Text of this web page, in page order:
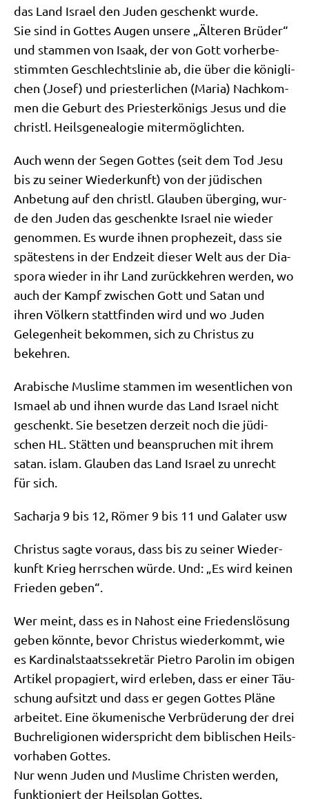
das Land Isra­el den Juden geschenkt wurde.
Sie sind in Got­tes Augen unse­re „Älte­ren Brü­der“
und stam­men von Isaak, der von Gott vor­her­be­
stimm­ten Geschlechts­li­nie ab, die über die könig­li­
chen (Josef) und prie­ster­li­chen (Maria) Nach­kom­
men die Geburt des Prie­ster­kö­nigs Jesus und die
christl. Heils­ge­nea­lo­gie mitermöglichten.
Auch wenn der Segen Got­tes (seit dem Tod Jesu
bis zu sei­ner Wie­der­kunft) von der jüdi­schen
Anbe­tung auf den christl. Glau­ben über­ging, wur­
de den Juden das geschenk­te Isra­el nie wie­der
genom­men. Es wur­de ihnen pro­phe­zeit, dass sie
spä­te­stens in der End­zeit die­ser Welt aus der Dia­
spo­ra wie­der in ihr Land zurück­keh­ren wer­den, wo
auch der Kampf zwi­schen Gott und Satan und
ihren Völ­kern statt­fin­den wird und wo Juden
Gele­gen­heit bekom­men, sich zu Chri­stus zu
bekehren.
Ara­bi­sche Mus­li­me stam­men im wesent­li­chen von
Isma­el ab und ihnen wur­de das Land Isra­el nicht
geschenkt. Sie beset­zen der­zeit noch die jüdi­
schen HL. Stät­ten und bean­spru­chen mit ihrem
satan. islam. Glau­ben das Land Isra­el zu unrecht
für sich.
Sachar­ja 9 bis 12, Römer 9 bis 11 und Gala­ter usw
Chri­stus sag­te vor­aus, dass bis zu sei­ner Wie­der­
kunft Krieg herr­schen wür­de. Und: „Es wird kei­nen
Frie­den geben“.
Wer meint, dass es in Nah­ost eine Frie­dens­lö­sung
geben könn­te, bevor Chri­stus wie­der­kommt, wie
es Kar­di­nal­staats­se­kre­tär Pie­tro Paro­lin im obi­gen
Arti­kel pro­pa­giert, wird erle­ben, dass er einer Täu­
schung auf­sitzt und dass er gegen Got­tes Plä­ne
arbei­tet. Eine öku­me­ni­sche Ver­brü­de­rung der drei
Buch­re­li­gio­nen wider­spricht dem bibli­schen Heils­
vor­ha­ben Gottes.
Nur wenn Juden und Mus­li­me Chri­sten wer­den,
funk­tio­niert der Heils­plan Gottes.